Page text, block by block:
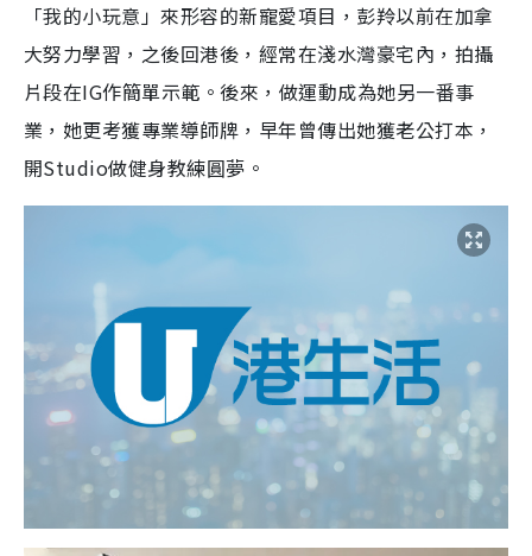
「我的小玩意」來形容的新寵愛項目，彭羚以前在加拿
大努力學習，之後回港後，經常在淺水灣豪宅內，拍攝
片段在IG作簡單示範。後來，做運動成為她另一番事
業，她更考獲專業導師牌，早年曾傳出她獲老公打本，
開Studio做健身教練圓夢。